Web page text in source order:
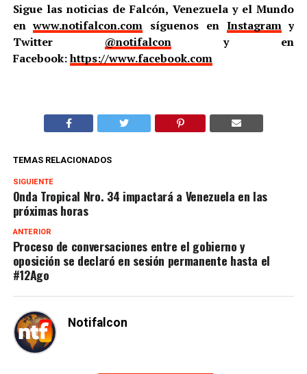
Sigue las noticias de Falcón, Venezuela y el Mundo
enwww.notifalcon.com síguenos en Instagramy
Twitter @notifalcony en
Facebook:https://www.facebook.com
TEMAS RELACIONADOS
SIGUIENTE
Onda Tropical Nro. 34 impactará a Venezuela en las
próximas horas
ANTERIOR
Proceso de conversaciones entre el gobierno y
oposición se declaró en sesión permanente hasta el
#12Ago
Notifalcon